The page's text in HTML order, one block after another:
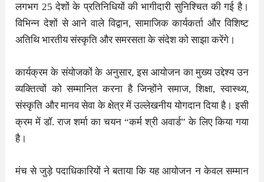
लगभग 25 देशों के प्रतिनिधियों की भागीदारी सुनिश्चित की गई है।
विभिन्न देशों से आने वाले विद्वान, सामाजिक कार्यकर्ता और विशिष्ट
अतिथि भारतीय संस्कृति और समरसता के संदेश को साझा करेंगे।
कार्यक्रम के संयोजकों के अनुसार, इस आयोजन का मुख्य उद्देश्य उन
व्यक्तित्वों को सम्मानित करना है जिन्होंने समाज, शिक्षा, स्वास्थ्य,
संस्कृति और मानव सेवा के क्षेत्र में उल्लेखनीय योगदान दिया है। इसी
क्रम में डॉ. राज शर्मा का चयन “कर्म श्री अवार्ड” के लिए किया गया
है।
मंच से जुड़े पदाधिकारियों ने बताया कि यह आयोजन न केवल सम्मान